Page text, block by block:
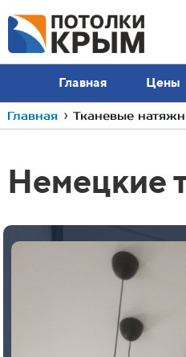
Главная Цены
Главная › Тканевые
Немецкие